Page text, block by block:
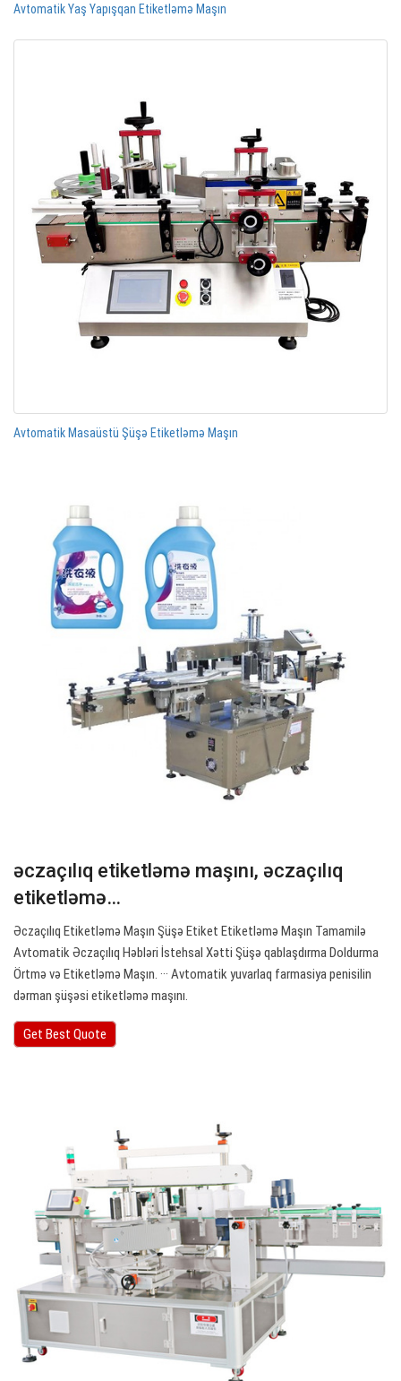
Avtomatik Yaş Yapışqan Etiketləmə Maşın
Avtomatik Masaüstü Şüşə Etiketləmə Maşın
əczaçılıq etiketləmə maşını, əczaçılıq
etiketləmə…
Əczaçılıq Etiketləmə Maşın Şüşə Etiket Etiketləmə Maşın Tamamilə
Avtomatik Əczaçılıq Həbləri İstehsal Xətti Şüşə qablaşdırma Doldurma
Örtmə və Etiketləmə Maşın. ··· Avtomatik yuvarlaq farmasiya penisilin
dərman şüşəsi etiketləmə maşını.
Get Best Quote